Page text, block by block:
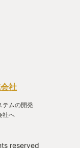
社
テムの開発
社へ
reserved